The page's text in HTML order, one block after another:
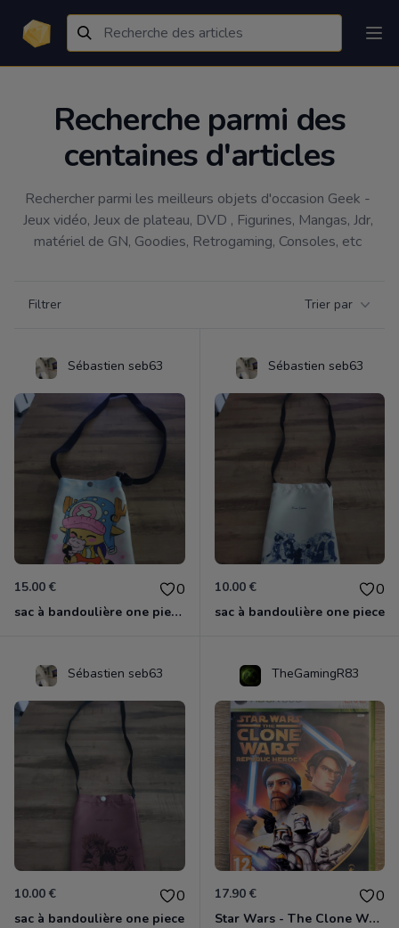
Recherche parmi des
centaines d'articles
Rechercher parmi les meilleurs objets d'occasion Geek -
Jeux vidéo, Jeux de plateau, DVD , Figurines, Mangas, Jdr,
matériel de GN, Goodies, Retrogaming, Consoles, etc
Filtrer Trier par
Sébastien seb63
15.00 € 0
sac à bandoulière one piece chopper
Sébastien seb63
10.00 € 0
sac à bandoulière one piece
Sébastien seb63
10.00 € 0
sac à bandoulière one piece
TheGamingR83
17.90 € 0
Star Wars - The Clone Wars - Les Héros De La République Xbox 360